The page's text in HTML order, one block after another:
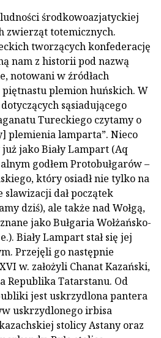
środkowoazjatyckiej
zwierząt totemicznych.
tworzących konfederację
nam z historii pod nazwą
notowani w źródłach
plemion huńskich. W
sąsiadującego
Tureckiego czytamy o
plemienia lamparta”. Nieco
jako Biały Lampart (Aq
godłem Protobułgarów –
który osiadł nie tylko na
slawizacji dał początek
dziś), ale także nad Wołgą,
jako Bułgaria Wołżańsko-
Biały Lampart stał się jej
Przejęli go następnie
w. założyli Chanat Kazański,
Republika Tatarstanu. Od
jest uskrzydlona pantera
uskrzydlonego irbisa
stolicy Astany oraz